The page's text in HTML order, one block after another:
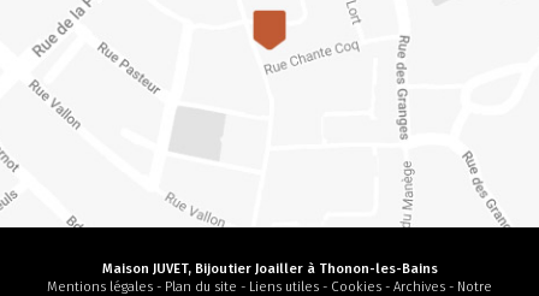
Maison JUVET, Bijoutier Joailler à Thonon-les-Bains
Mentions légales - Plan du site - Liens utiles - Cookies - Archives - Notre